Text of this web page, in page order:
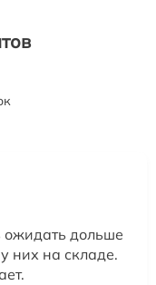
дольше
них на складе.